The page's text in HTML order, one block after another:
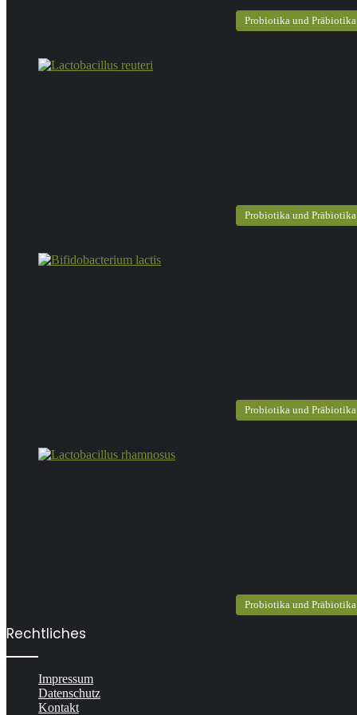
Probiotika und Präbiotika
Probiotika und Präbiotika
Probiotika und Präbiotika
Probiotika und Präbiotika
Rechtliches
Impressum
Datenschutz
Kontakt